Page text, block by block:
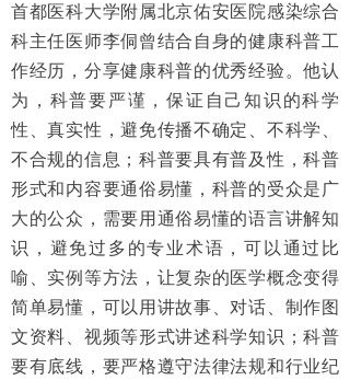
首都医科大学附属北京佑安医院感染综合
科主任医师李侗曾结合自身的健康科普工
作经历，分享健康科普的优秀经验。他认
为，科普要严谨，保证自己知识的科学
性、真实性，避免传播不确定、不科学、
不合规的信息；科普要具有普及性，科普
形式和内容要通俗易懂，科普的受众是广
大的公众，需要用通俗易懂的语言讲解知
识，避免过多的专业术语，可以通过比
喻、实例等方法，让复杂的医学概念变得
简单易懂，可以用讲故事、对话、制作图
文资料、视频等形式讲述科学知识；科普
要有底线，要严格遵守法律法规和行业纪